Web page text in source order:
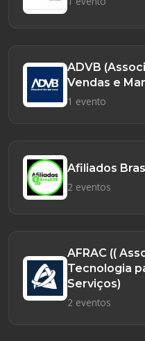
ADVB
Vendas e
1 evento
Afiliados
2 eventos
AFRAC ((
Tecnologia
Serviços)
2 eventos